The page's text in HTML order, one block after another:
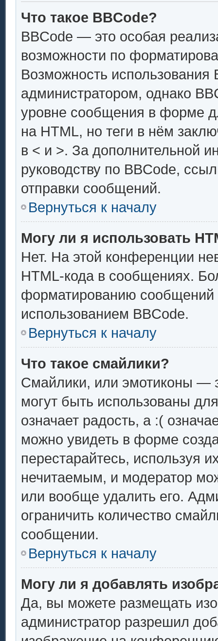
Что такое BBCode?
BBCode — это особая
возможности по
Возможность использования
администратором, однако
уровне сообщения в форме
на HTML, но теги в нём
в < и >. За дополнительной
руководству по BBCode,
отправки сообщений.
Вернуться к началу
Могу ли я использовать
Нет. На этой конференции
HTML-кода в сообщениях.
форматированию сообщений
использованием BBCode.
Вернуться к началу
Что такое смайлики?
Смайлики, или эмотиконы —
могут быть использованы
означает радость, а :(
можно увидеть в форме
перестарайтесь, используя
нечитаемым, и модератор
или вообще удалить его.
ограничить количество
сообщении.
Вернуться к началу
Могу ли я добавлять
Да, вы можете размещать
администратор разрешил